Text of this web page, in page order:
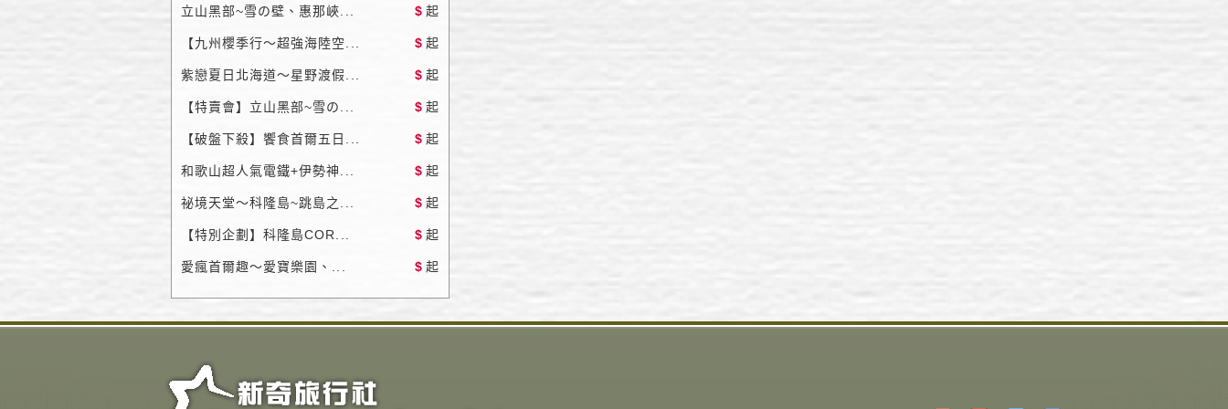
立山黑部~雪の壁、惠那峽... $ 起
【九州櫻季行～超強海陸空... $ 起
紫戀夏日北海道～星野渡假... $ 起
【特賣會】立山黑部~雪の... $ 起
【破盤下殺】饗食首爾五日... $ 起
和歌山超人氣電鐵+伊勢神... $ 起
祕境天堂～科隆島~跳島之... $ 起
【特別企劃】科隆島COR... $ 起
愛瘋首爾趣～愛寶樂園、... $ 起